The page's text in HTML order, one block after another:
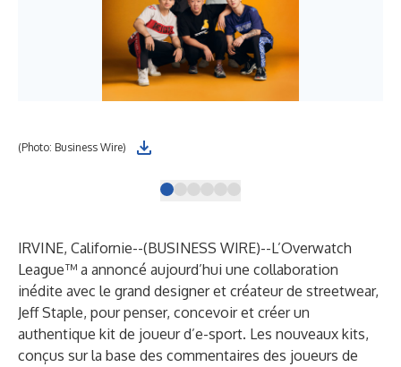
(Photo: Business Wire)
IRVINE, Californie--(BUSINESS WIRE)--L’Overwatch
League™ a annoncé aujourd’hui une collaboration
inédite avec le grand designer et créateur de streetwear,
Jeff Staple, pour penser, concevoir et créer un
authentique kit de joueur d’e-sport. Les nouveaux kits,
conçus sur la base des commentaires des joueurs de